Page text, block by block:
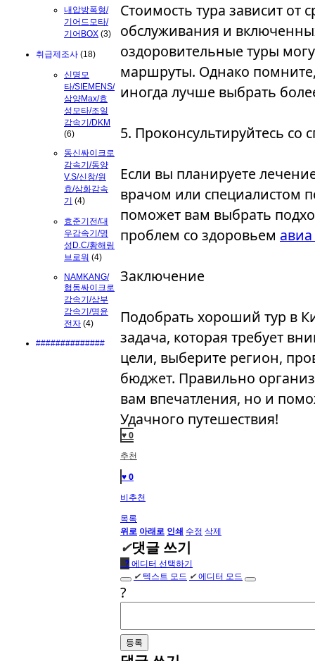
내압방폭형/
기어드모타/
기어BOX (3)
취급제조사 (18)
신명모
타/SIEMENS/
삼양Max/효
성모타/조일
감속기/DKM
(6)
동신싸이크로
감속기/동양
V.S/신창/원
효/삼화감속
기 (4)
효준기전/대
우감속기/명
성D.C/황해링
브로워 (4)
NAMKANG/
협동싸이크로
감속기/삼부
감속기/명윤
전자 (4)
##############
Стоимость тура зависит от
обслуживания и
оздоровительные туры
маршруты. Однако
иногда лучше выбрать
5. Проконсультируйтесь со
Если вы планируете
врачом или специалистом
поможет вам выбрать
проблем со здоровьем
Заключение
Подобрать хороший тур в
задача, которая требует
цели, выберите регион,
бюджет. Правильно
вам впечатления, но и
Удачного путешествия!
♥ 0
추천
♥ 0
비추천
목록
위로 아래로 인쇄 수정 삭제
✔댓글 쓰기
?에디터 선택하기
✔텍스트 모드 ✔에디터 모드
?